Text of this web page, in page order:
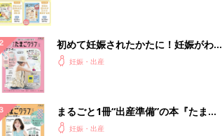
初めて妊娠されたかたに！妊娠がわか
ったら最初に読む本『初めてのたまご
妊娠・出産
まるごと1冊“出産準備”の本『たまご
クラブ 夏号』〈スペシャル大特集〉
妊娠・出産